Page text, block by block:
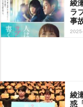
綾
ラ
事
綾
惑